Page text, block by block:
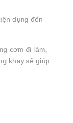
dụng đến
cơm đi làm,
khay sẽ giúp